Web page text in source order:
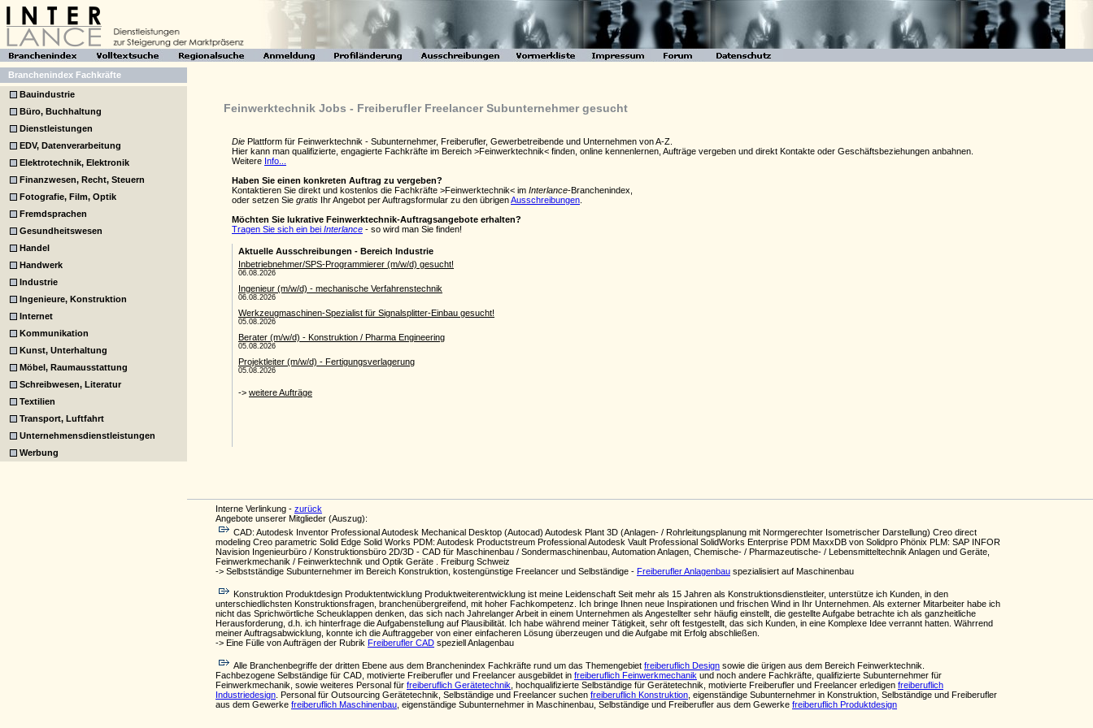
Branchenindex Fachkräfte
Bauindustrie
Büro, Buchhaltung
Dienstleistungen
EDV, Datenverarbeitung
Elektrotechnik, Elektronik
Finanzwesen, Recht, Steuern
Fotografie, Film, Optik
Fremdsprachen
Gesundheitswesen
Handel
Handwerk
Industrie
Ingenieure, Konstruktion
Internet
Kommunikation
Kunst, Unterhaltung
Möbel, Raumausstattung
Schreibwesen, Literatur
Textilien
Transport, Luftfahrt
Unternehmensdienstleistungen
Werbung
Feinwerktechnik Jobs - Freiberufler Freelancer Subunternehmer gesucht
Die Plattform für Feinwerktechnik - Subunternehmer, Freiberufler, Gewerbetreibende und Unternehmen von A-Z.
Hier kann man qualifizierte, engagierte Fachkräfte im Bereich >Feinwerktechnik< finden, online kennenlernen, Aufträge vergeben und direkt Kontakte oder Geschäftsbeziehungen anbahnen.
Weitere Info...
Haben Sie einen konkreten Auftrag zu vergeben?
Kontaktieren Sie direkt und kostenlos die Fachkräfte >Feinwerktechnik< im Interlance-Branchenindex,
oder setzen Sie gratis Ihr Angebot per Auftragsformular zu den übrigenAusschreibungen
Möchten Sie lukrative Feinwerktechnik-Auftragsangebote erhalten?
Tragen Sie sich ein bei Interlance - so wird man Sie finden!
Interne Verlinkung - zurück
Angebote unserer Mitglieder (Auszug):
CAD: Autodesk Inventor Professional Autodesk Mechanical Desktop (Autocad) Autodesk Plant 3D (Anlagen- / Rohrleitungsplanung mit Normgerechter Isometrischer Darstellung) Creo direct
modeling Creo parametric Solid Edge Solid Works PDM: Autodesk Productstreum Professional Autodesk Vault Professional SolidWorks Enterprise PDM MaxxDB von Solidpro Phönix PLM: SAP INFOR
Navision Ingenieurbüro / Konstruktionsbüro 2D/3D - CAD für Maschinenbau / Sondermaschinenbau, Automation Anlagen, Chemische- / Pharmazeutische- / Lebensmitteltechnik Anlagen und Geräte,
Feinwerkmechanik / Feinwerktechnik und Optik Geräte . Freiburg Schweiz
-> Selbstständige Subunternehmer im Bereich Konstruktion, kostengünstige Freelancer und Selbständige - Freiberufler Anlagenbau spezialisiert auf Maschinenbau
Konstruktion Produktdesign Produktentwicklung Produktweiterentwicklung ist meine Leidenschaft Seit mehr als 15 Jahren als Konstruktionsdienstleiter, unterstütze ich Kunden, in den
unterschiedlichsten Konstruktionsfragen, branchenübergreifend, mit hoher Fachkompetenz. Ich bringe Ihnen neue Inspirationen und frischen Wind in Ihr Unternehmen. Als externer Mitarbeiter habe ich
nicht das Sprichwörtliche Scheuklappen denken, das sich nach Jahrelanger Arbeit in einem Unternehmen als Angestellter sehr häufig einstellt, die gestellte Aufgabe betrachte ich als ganzheitliche
Herausforderung, d.h. ich hinterfrage die Aufgabenstellung auf Plausibilität. Ich habe während meiner Tätigkeit, sehr oft festgestellt, das sich Kunden, in eine Komplexe Idee verrannt hatten. Währrend
meiner Auftragsabwicklung, konnte ich die Auftraggeber von einer einfacheren Lösung überzeugen und die Aufgabe mit Erfolg abschließen.
-> Eine Fülle von Aufträgen der Rubrik Freiberufler CAD speziell Anlagenbau
Alle Branchenbegriffe der dritten Ebene aus dem Branchenindex Fachkräfte rund um das Themengebiet freiberuflich Design sowie die ürigen aus dem Bereich Feinwerktechnik.
Fachbezogene Selbständige für CAD, motivierte Freiberufler und Freelancer ausgebildet in freiberuflich Feinwerkmechanik und noch andere Fachkräfte, qualifizierte Subunternehmer für
Feinwerkmechanik, sowie weiteres Personal für freiberuflich Gerätetechnik , hochqualifizierte Selbständige für Gerätetechnik, motivierte Freiberufler und Freelancer erledigen freiberuflich
Industriedesign . Personal für Outsourcing Gerätetechnik, Selbständige und Freelancer suchen freiberuflich Konstruktion , eigenständige Subunternehmer in Konstruktion, Selbständige und Freiberufler
aus dem Gewerke freiberuflich Maschinenbau , eigenständige Subunternehmer in Maschinenbau, Selbständige und Freiberufler aus dem Gewerke freiberuflich Produktdesign